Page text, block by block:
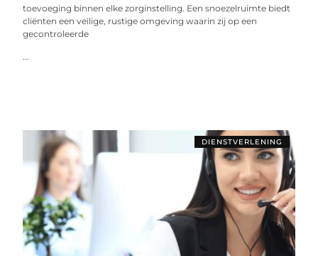
toevoeging binnen elke zorginstelling. Een snoezelruimte biedt
cliënten een veilige, rustige omgeving waarin zij op een
gecontroleerde
...
DIENSTVERLENING